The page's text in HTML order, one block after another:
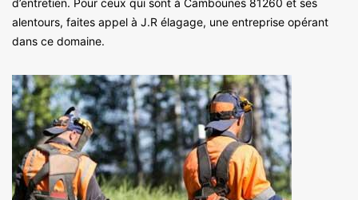
d’entretien. Pour ceux qui sont à Cambounes 81260 et ses
alentours, faites appel à J.R élagage, une entreprise opérant
dans ce domaine.